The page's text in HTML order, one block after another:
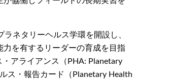
ネタリーヘルス学環を開設し、
を有するリーダーの育成を目指
アライアンス（PHA: Planetary
ス・報告カード（Planetary Health